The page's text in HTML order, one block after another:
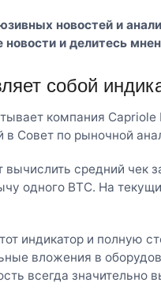
новостей и
новости и делитесь
собой
компания
Совет по рыночной
вычислить средний чек
одного BTC. На
индикатор и полную
вложения в
всегда значительно